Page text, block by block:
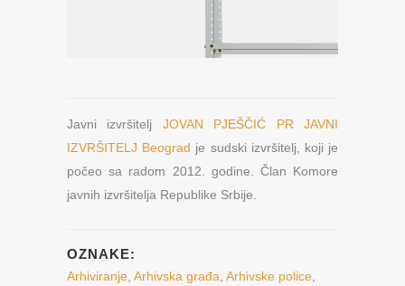
Javni izvršitelj JOVAN PJEŠČIĆ PR JAVNI
IZVRŠITELJ Beograd je sudski izvršitelj, koji je
počeo sa radom 2012. godine. Član Komore
javnih izvršitelja Republike Srbije.
OZNAKE:
Arhiviranje Arhivska građa Arhivske police